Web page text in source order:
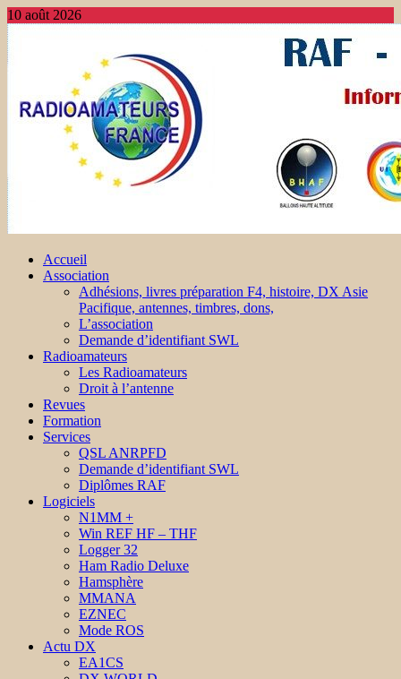
10 août 2026
Accueil
Association
Adhésions, livres préparation F4, histoire, DX Asie
Pacifique, antennes, timbres, dons,
L’association
Demande d’identifiant SWL
Radioamateurs
Les Radioamateurs
Droit à l’antenne
Revues
Formation
Services
QSL ANRPFD
Demande d’identifiant SWL
Diplômes RAF
Logiciels
N1MM +
Win REF HF – THF
Logger 32
Ham Radio Deluxe
Hamsphère
MMANA
EZNEC
Mode ROS
Actu DX
EA1CS